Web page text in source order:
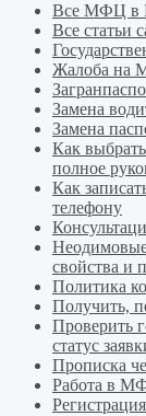
Все МФЦ в
Все статьи
Жалоба на
Замена
Замена
Как
полное
Как
телефону
свойства и
Политика
Получить,
Проверить
статус
Прописка
Работа в